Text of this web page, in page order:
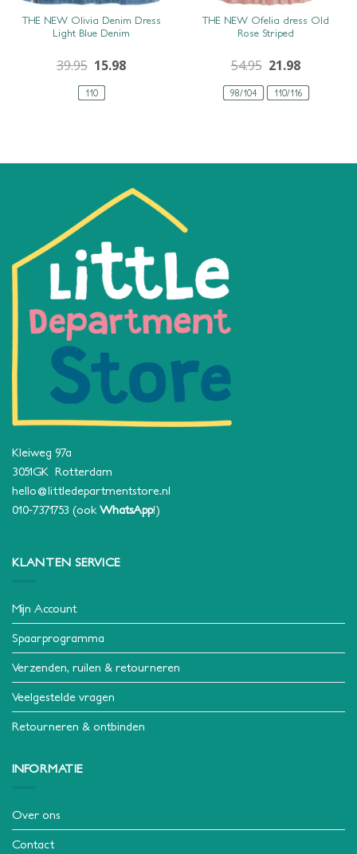
SNEL BEKIJKEN
110
THE NEW Olivia Denim Dress
Light Blue Denim
39.95 15.98
SNEL BEKIJKEN
98/104 110/116
THE NEW Ofelia dress Old
Rose Striped
54.95 21.98
Kleiweg 97a
3051GK Rotterdam
hello@littledepartmentstore.nl
010-7371753 (ook WhatsApp!)
KLANTEN SERVICE
Mijn Account
Spaarprogramma
Verzenden, ruilen & retourneren
Veelgestelde vragen
Retourneren & ontbinden
INFORMATIE
Over ons
Contact